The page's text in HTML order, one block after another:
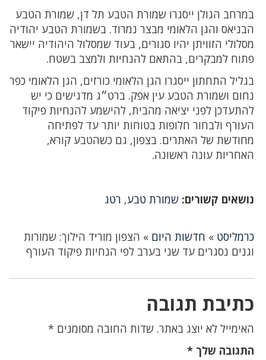
במרחב הגולן ייסגרו שמורת הטבע תל דן, שמורת הטבע
הבניאס והגן הלאומי מבצר נמרוד. בשמורת הטבע יהודיה
מסלולי הזוויתן יהיו סגורים, בעוד שמסלול היהודיה יישאר
פתוח למבקרים, בהתאם להנחיות ולמצב בשטח.
בגליל התחתון ייסגרו הגן הלאומי כורזים, הגן הלאומי כפר
נחום ושמורת הטבע עין אפק. ברט״ג מדגישים כי יש
להתעדכן לפני יציאה מהבית, להישמע להנחיות פיקוד
העורף ולבחור חלופות בטוחות יותר עד לפתיחה
מחודשת של האתרים. בצפון, גם כשהטבע קורא,
האחריות עונה ראשונה.
נושאים קשורים: שמורת טבע, רטג
כרמליסט » חדשות היום » הצפון מוריד הילוך: שמורות
וגנים נסגרים עד שני בערב לפי הנחיות פיקוד העורף
כתיבת תגובה
האימייל לא יוצג באתר. שדות החובה מסומנים *
התגובה שלך *